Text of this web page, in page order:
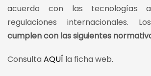
acuerdo con las tecnologías
regulaciones internacionales.
cumplen con las siguientes
ConsultaAQUÍ la ficha web.